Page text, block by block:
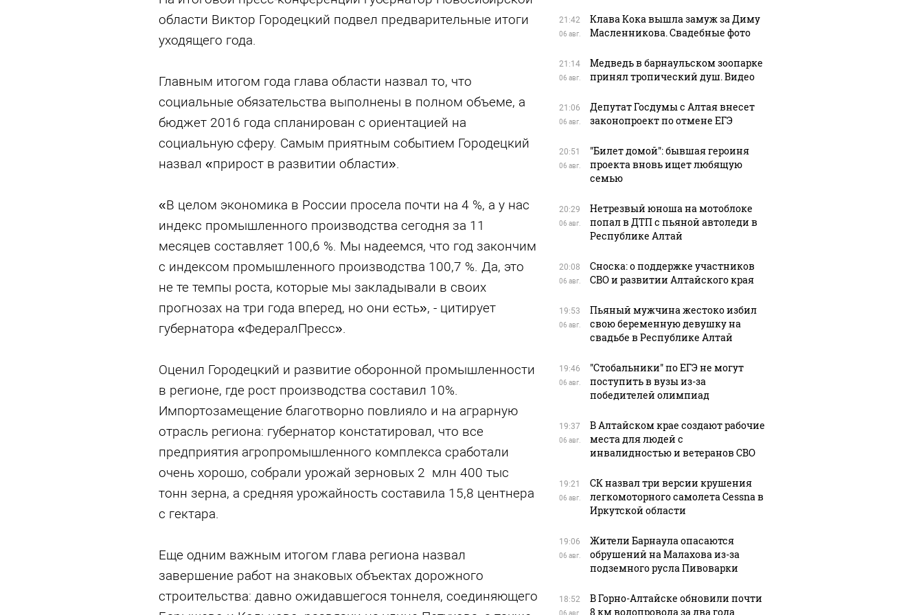
области Виктор Городецкий подвел предварительные итоги
уходящего года.
Главным итогом года глава области назвал то, что
социальные обязательства выполнены в полном объеме, а
бюджет 2016 года спланирован с ориентацией на
социальную сферу. Самым приятным событием Городецкий
назвал «прирост в развитии области».
«В целом экономика в России просела почти на 4 %, а у нас
индекс промышленного производства сегодня за 11
месяцев составляет 100,6 %. Мы надеемся, что год закончим
с индексом промышленного производства 100,7 %. Да, это
не те темпы роста, которые мы закладывали в своих
прогнозах на три года вперед, но они есть», - цитирует
губернатора «ФедералПресс».
Оценил Городецкий и развитие оборонной промышленности
в регионе, где рост производства составил 10%.
Импортозамещение благотворно повлияло и на аграрную
отрасль региона: губернатор констатировал, что все
предприятия агропромышленного комплекса сработали
очень хорошо, собрали урожай зерновых 2 млн 400 тыс
тонн зерна, а средняя урожайность составила 15,8 центнера
с гектара.
Еще одним важным итогом глава региона назвал
завершение работ на знаковых объектах дорожного
строительства: давно ожидавшегося тоннеля, соединяющего
21:42
06 авг.
Клава Кока вышла замуж за Диму
Масленникова. Свадебные фото
21:14
06 авг.
Медведь в барнаульском зоопарке
принял тропический душ. Видео
21:06
06 авг.
Депутат Госдумы с Алтая внесет
законопроект по отмене ЕГЭ
20:51
06 авг.
"Билет домой": бывшая героиня
проекта вновь ищет любящую
семью
20:29
06 авг.
Нетрезвый юноша на мотоблоке
попал в ДТП с пьяной автоледи в
Республике Алтай
20:08
06 авг.
Сноска: о поддержке участников
СВО и развитии Алтайского края
19:53
06 авг.
Пьяный мужчина жестоко избил
свою беременную девушку на
свадьбе в Республике Алтай
19:46
06 авг.
"Стобальники" по ЕГЭ не могут
поступить в вузы из-за
победителей олимпиад
19:37
06 авг.
В Алтайском крае создают рабочие
места для людей с
инвалидностью и ветеранов СВО
19:21
06 авг.
СК назвал три версии крушения
легкомоторного самолета Cessna в
Иркутской области
19:06
06 авг.
Жители Барнаула опасаются
обрушений на Малахова из-за
подземного русла Пивоварки
18:52
06 авг.
В Горно-Алтайске обновили почти
8 км водопровода за два года